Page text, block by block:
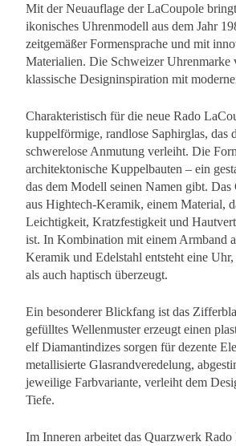
Mit der Neuauflage der LaCoupole
ikonisches Uhrenmodell aus dem Jahr
zeitgemäßer Formensprache und mit
Materialien. Die Schweizer Uhrenmarke
klassische Designinspiration mit
Charakteristisch für die neue Rado
kuppelförmige, randlose Saphirglas, das
schwerelose Anmutung verleiht. Die
architektonische Kuppelbauten – ein
das dem Modell seinen Namen gibt. Das
aus Hightech-Keramik, einem Material,
Leichtigkeit, Kratzfestigkeit und
ist. In Kombination mit einem Armband
Keramik und Edelstahl entsteht eine
als auch haptisch überzeugt.
Ein besonderer Blickfang ist das
gefülltes Wellenmuster erzeugt einen
elf Diamantindizes sorgen für dezente
metallisierte Glasrandveredelung,
jeweilige Farbvariante, verleiht dem
Tiefe.
Im Inneren arbeitet das Quarzwerk